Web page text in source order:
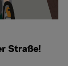
Straße!